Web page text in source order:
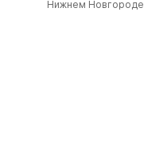
Нижнем Новгороде